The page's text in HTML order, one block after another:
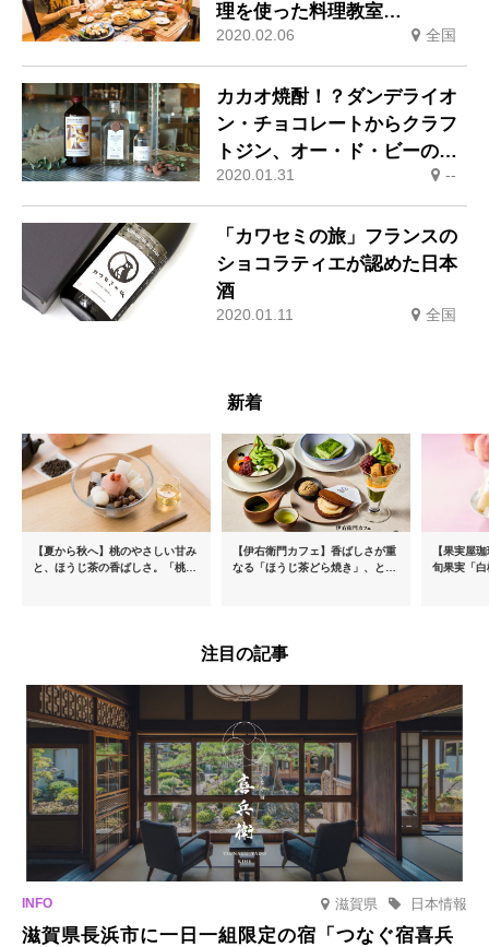
理を使った料理教室
「airKitchen」
2020.02.06 全国
カカオ焼酎！？ダンデライオ
ン・チョコレートからクラフ
トジン、オー・ド・ビーのコ
ラボレーション商品が登場
2020.01.31 --
「カワセミの旅」フランスの
ショコラティエが認めた日本
酒
2020.01.11 全国
新着
【夏から秋へ】桃のやさしい甘み
と、ほうじ茶の香ばしさ。「桃と
【伊右衛門カフェ】香ばしさが重
なる「ほうじ茶どら焼き」、とろ
【果実屋
旬果実「
注目の記事
滋賀県 日本情報
滋賀県長浜市に一日一組限定の宿「つなぐ宿喜兵